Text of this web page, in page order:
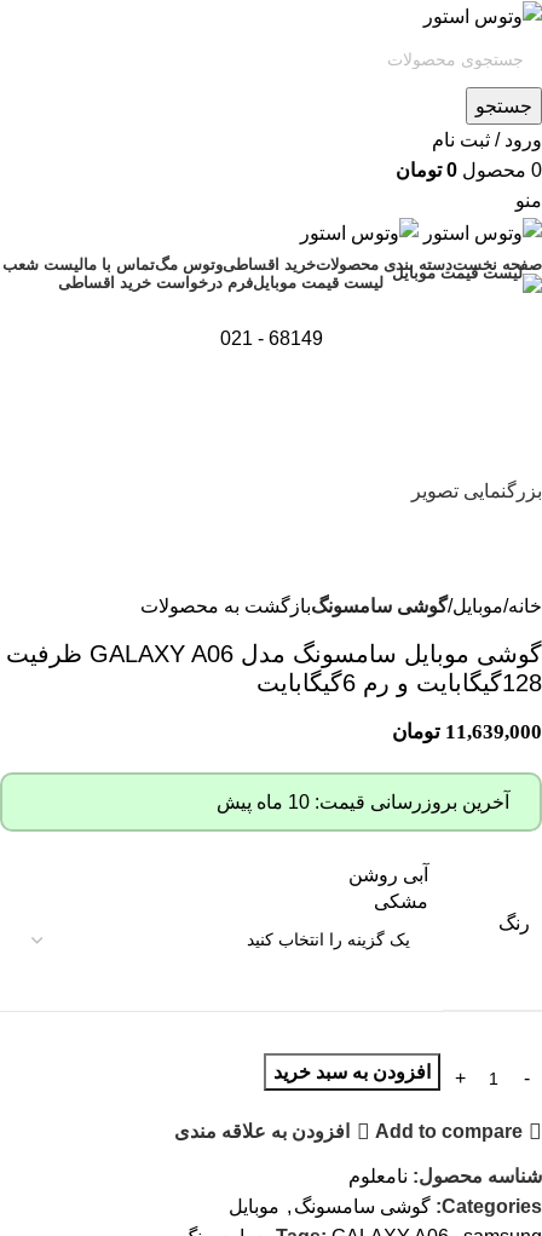
جستجو
ورود / ثبت نام
0 محصول 0 تومان
منو
صفحه نخستدسته بندی محصولاتخرید اقساطیوتوس مگتماس با مالیست شعب
لیست قیمت موبایلفرم درخواست خرید اقساطی
68149 - 021
بزرگنمایی تصویر
خانه موبایل گوشی سامسونگبازگشت به محصولات
گوشی موبایل سامسونگ مدل GALAXY A06 ظرفیت
128گیگابایت و رم 6گیگابایت
11,639,000 تومان
آخرین بروزرسانی قیمت: 10 ماه پیش
رنگ
آبی روشن
مشکی
افزودن به سبد خرید
Add to compare افزودن به علاقه مندی
شناسه محصول: نامعلوم
Categories: گوشی سامسونگ , موبایل